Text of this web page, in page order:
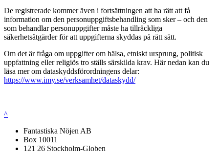
De registrerade kommer även i fortsättningen att ha rätt att få
information om den personuppgiftsbehandling som sker – och den
som behandlar personuppgifter måste ha tillräckliga
säkerhetsåtgärder för att uppgifterna skyddas på rätt sätt.
Om det är fråga om uppgifter om hälsa, etniskt ursprung, politisk
uppfattning eller religiös tro ställs särskilda krav. Här nedan kan du
läsa mer om dataskyddsförordningens delar:
https://www.imy.se/verksamhet/dataskydd/
^
Fantastiska Nöjen AB
Box 10011
121 26 Stockholm-Globen